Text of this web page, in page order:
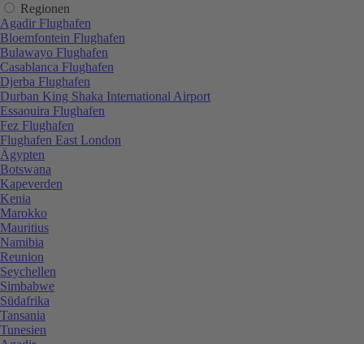
Regionen
Agadir Flughafen
Bloemfontein Flughafen
Bulawayo Flughafen
Casablanca Flughafen
Djerba Flughafen
Durban King Shaka International Airport
Essaouira Flughafen
Fez Flughafen
Flughafen East London
Ägypten
Botswana
Kapeverden
Kenia
Marokko
Mauritius
Namibia
Reunion
Seychellen
Simbabwe
Südafrika
Tansania
Tunesien